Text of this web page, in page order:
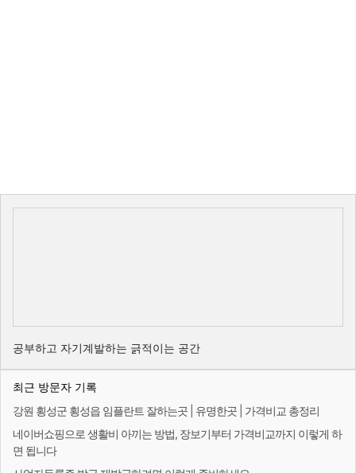
공부하고 자기계발하는 긁적이는 공간
최근 방문자 기록
강원 횡성군 횡성읍 임플란트 잘하는곳 | 유명한곳 | 가격비교 총정리
네이버쇼핑으로 생활비 아끼는 방법, 장보기부터 가격비교까지 이렇게 하
면 됩니다